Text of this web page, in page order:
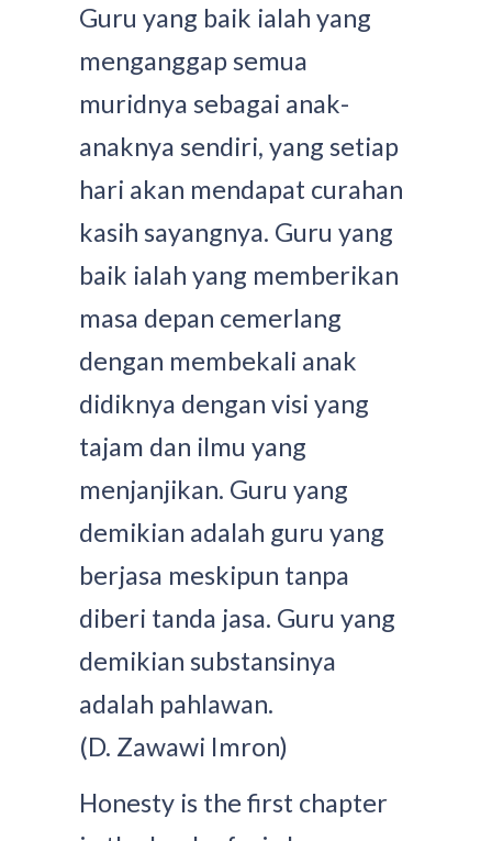
Guru yang baik ialah yang
menganggap semua
muridnya sebagai anak-
anaknya sendiri, yang setiap
hari akan mendapat curahan
kasih sayangnya. Guru yang
baik ialah yang memberikan
masa depan cemerlang
dengan membekali anak
didiknya dengan visi yang
tajam dan ilmu yang
menjanjikan. Guru yang
demikian adalah guru yang
berjasa meskipun tanpa
diberi tanda jasa. Guru yang
demikian substansinya
adalah pahlawan.
(D. Zawawi Imron)
Honesty is the first chapter